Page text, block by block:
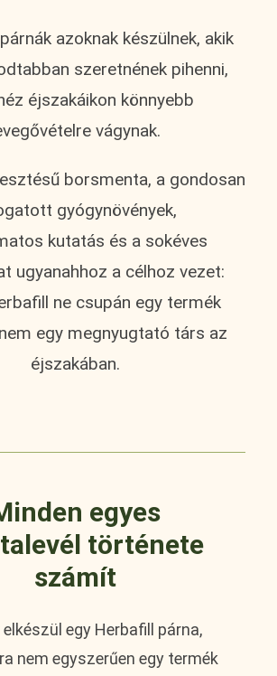
azoknak készülnek, akik
szeretnének pihenni,
éjszakáikon könnyebb
vágynak.
borsmenta, a gondosan
gyógynövények,
kutatás és a sokéves
ugyanahhoz a célhoz vezet:
ne csupán egy termék
egy megnyugtató társ az
éjszakában.
egyes
története
számít
egy Herbafill párna,
nem egyszerűen egy termék